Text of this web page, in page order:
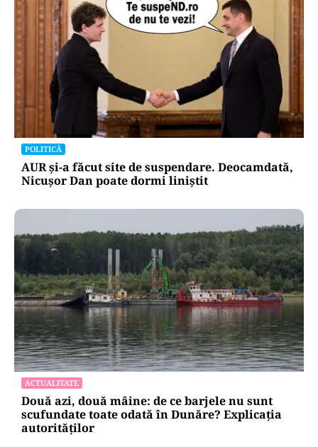
POLITICĂ
AUR și-a făcut site de suspendare. Deocamdată,
Nicușor Dan poate dormi liniștit
ACTUALITATE
Două azi, două mâine: de ce barjele nu sunt
scufundate toate odată în Dunăre? Explicația
autorităților